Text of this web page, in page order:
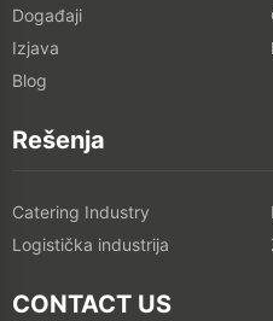
Događaji
Izjava
Blog
Rešenja
Catering Industry
Logistička industrija
CONTACT US